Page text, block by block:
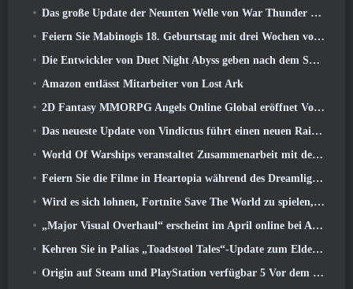
Das große Update der Neunten Welle von War Thunder verbessert das Aussehen von Seeschlachten mit verbesserter Wasservisualisierung
Feiern Sie Mabinogis 18. Geburtstag mit drei Wochen voller Events und Belohnungen
Die Entwickler von Duet Night Abyss geben nach dem Spiel-Update eine offizielle Stellungnahme zum jüngsten Malware-Vorfall ab
Amazon entlässt Mitarbeiter von Lost Ark
2D Fantasy MMORPG Angels Online Global eröffnet Vorregistrierung
Das neueste Update von Vindictus führt einen neuen Raid ein, bei dem Spieler gegen den Wächter von Caliburn antreten
World Of Warships veranstaltet Zusammenarbeit mit der schwedischen Heavy-Metal-Band Sabaton
Feiern Sie die Filme in Heartopia während des Dreamlight Cinematics Festivals
Wird es sich lohnen, Fortnite Save The World zu spielen, sobald es kostenlos ist??
„Major Visual Overhaul“ erscheint im April online bei Albion
Kehren Sie in Palias „Toadstool Tales“-Update zum Elderwood zurück
Origin auf Steam und PlayStation verfügbar 5 Vor dem März 23 Start